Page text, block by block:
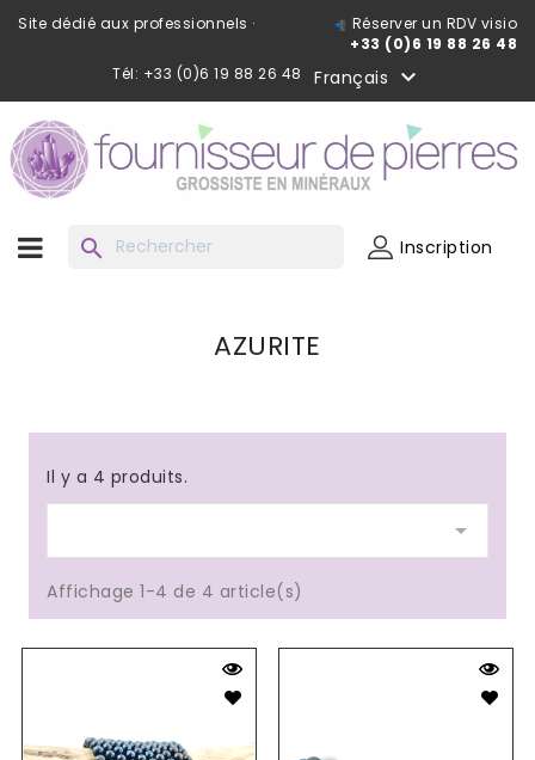
Site dédié aux professionnels ·
Réserver un RDV visio
+33 (0)6 19 88 26 48
Tél: +33 (0)6 19 88 26 48
Français 
search Inscription
AZURITE
Il y a 4 produits.

Affichage 1-4 de 4 article(s)